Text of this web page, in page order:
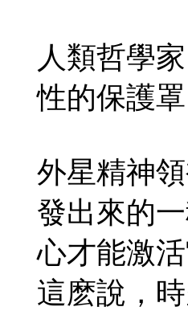
人類哲學
性的保護
外星精神
發出來的
心才能激
這麽說，